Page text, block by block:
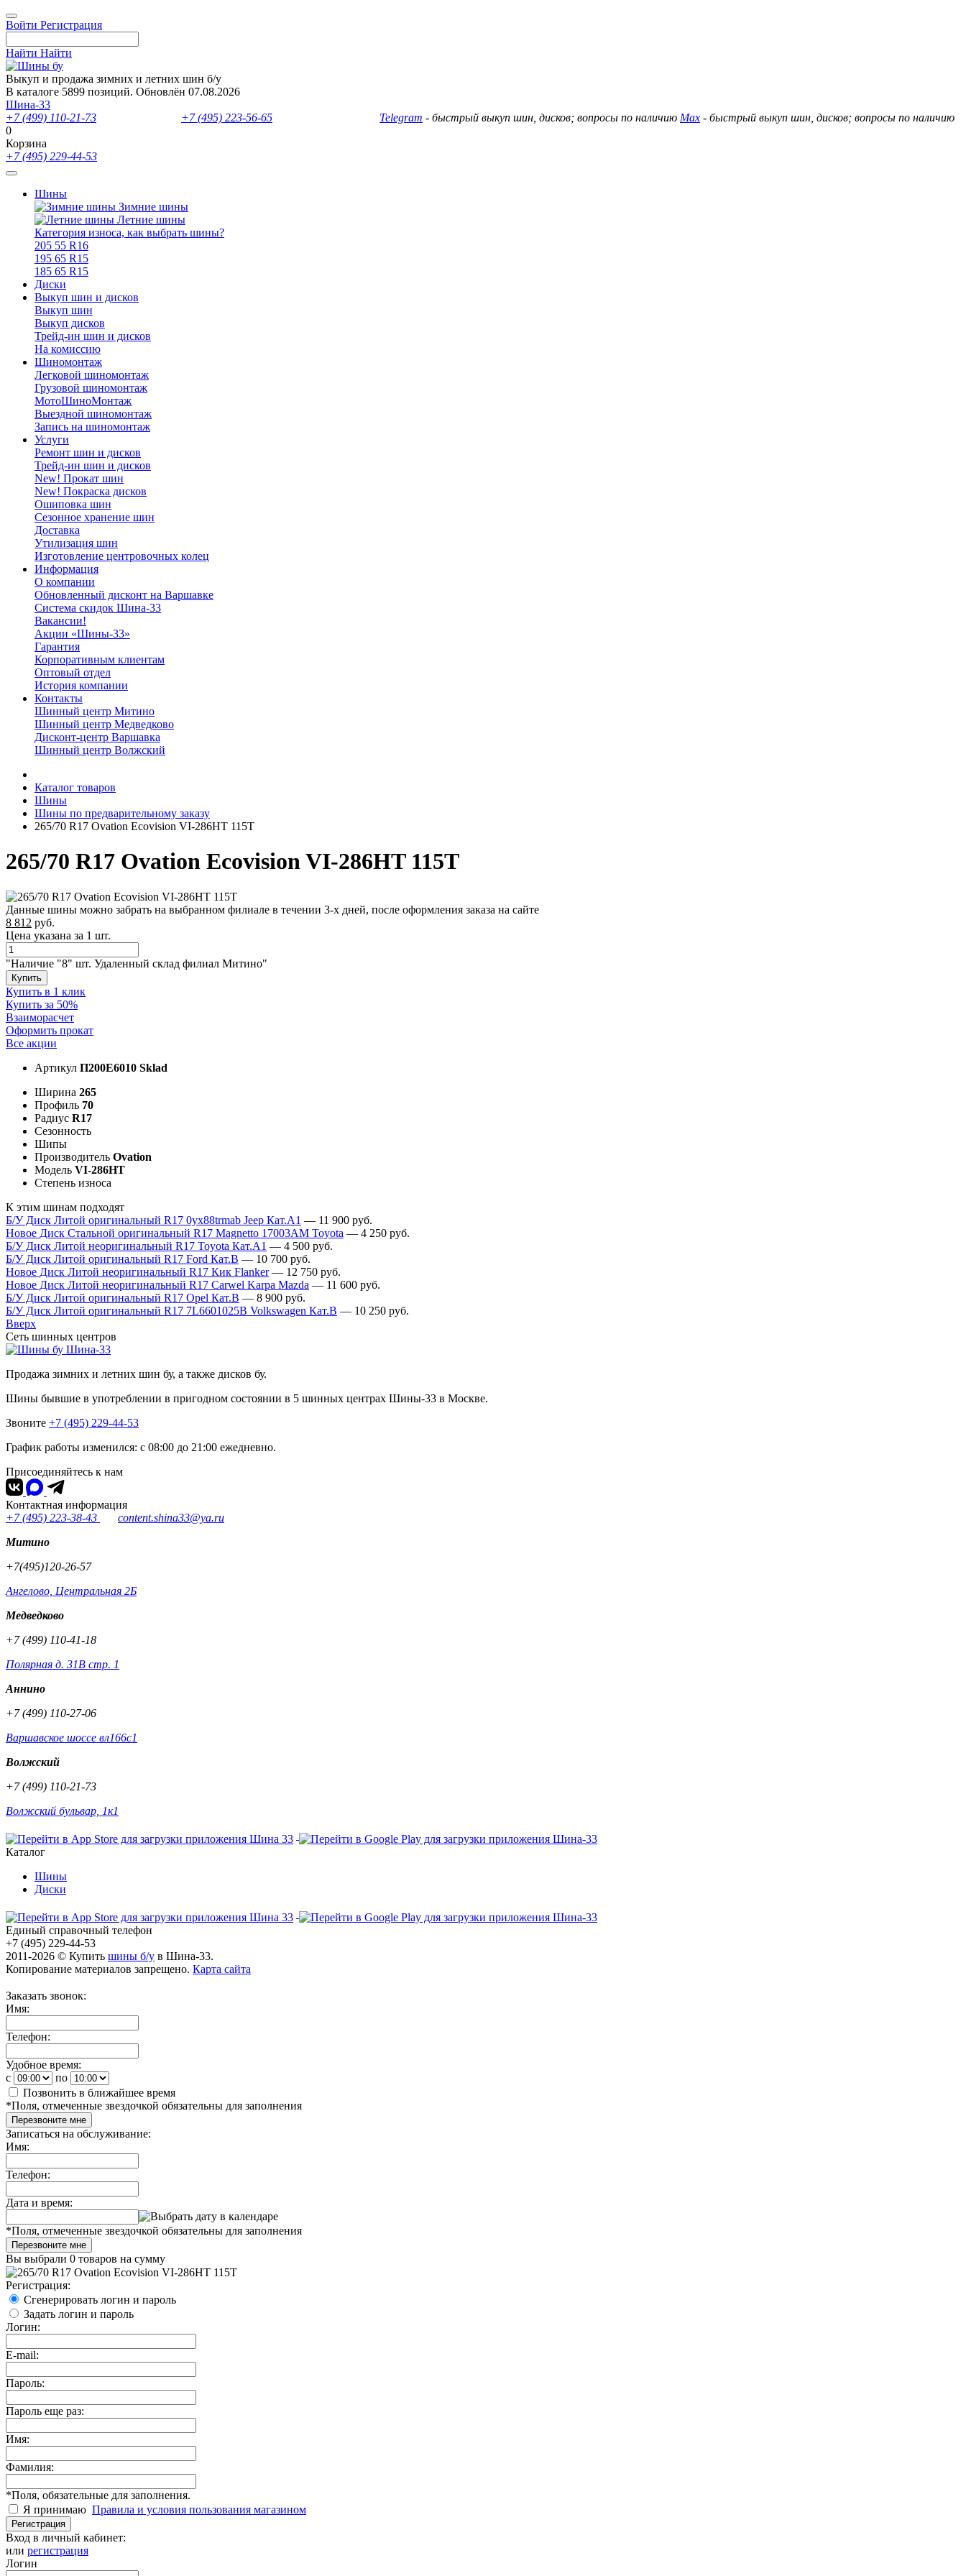
Войти Регистрация
Найти Найти
Выкуп и продажа зимних и летних шин б/у
В каталоге 5899 позиций. Обновлён 07.08.2026
Шина-33
+7 (499) 110-21-73
+7 (495) 223-56-65 Telegram - быстрый выкуп шин, дисков; вопросы по наличию Max - быстрый выкуп шин, дисков; вопросы по наличию
0
Корзина
+7 (495) 229-44-53
Шины
Зимние шины
Летние шины
Категория износа, как выбрать шины?
205 55 R16
195 65 R15
185 65 R15
Диски
Выкуп шин и дисков
Выкуп шин
Выкуп дисков
Трейд-ин шин и дисков
На комиссию
Шиномонтаж
Легковой шиномонтаж
Грузовой шиномонтаж
МотоШиноМонтаж
Выездной шиномонтаж
Запись на шиномонтаж
Услуги
Ремонт шин и дисков
Трейд-ин шин и дисков
New! Прокат шин
New! Покраска дисков
Ошиповка шин
Сезонное хранение шин
Доставка
Утилизация шин
Изготовление центровочных колец
Информация
О компании
Обновленный дисконт на Варшавке
Система скидок Шина-33
Вакансии!
Акции «Шины-33»
Гарантия
Корпоративным клиентам
Оптовый отдел
История компании
Контакты
Шинный центр Митино
Шинный центр Медведково
Дисконт-центр Варшавка
Шинный центр Волжский
Каталог товаров
Шины
Шины по предварительному заказу
265/70 R17 Ovation Ecovision VI-286HT 115T
265/70 R17 Ovation Ecovision VI-286HT 115T
Данные шины можно забрать на выбранном филиале в течении 3-х дней, после оформления заказа на сайте
8 812 руб.
Цена указана за 1 шт.
"Наличие "8" шт. Удаленный склад филиал Митино"
Купить
Купить в 1 клик
Купить за 50%
Взаиморасчет
Оформить прокат
Все акции
Артикул П200E6010 Sklad
Ширина 265
Профиль 70
Радиус R17
Сезонность
Шипы
Производитель Ovation
Модель VI-286HT
Степень износа
К этим шинам подходят
Б/У Диск Литой оригинальный R17 0yx88trmab Jeep Кат.А1 — 11 900 руб.
Новое Диск Стальной оригинальный R17 Magnetto 17003АМ Toyota — 4 250 руб.
Б/У Диск Литой неоригинальный R17 Toyota Кат.А1 — 4 500 руб.
Б/У Диск Литой оригинальный R17 Ford Кат.В — 10 700 руб.
Новое Диск Литой неоригинальный R17 Кик Flanker— 12 750 руб.
Новое Диск Литой неоригинальный R17 Carwel Karpa Mazda — 11 600 руб.
Б/У Диск Литой оригинальный R17 Opel Кат.В — 8 900 руб.
Б/У Диск Литой оригинальный R17 7L6601025B Volkswagen Кат.В — 10 250 руб.
Вверх
Сеть шинных центров
Шина-33
Продажа зимних и летних шин бу, а также дисков бу.
Шины бывшие в употреблении в пригодном состоянии в 5 шинных центрах Шины-33 в Москве.
Звоните +7 (495) 229-44-53
График работы изменился: с 08:00 до 21:00 ежедневно.
Присоединяйтесь к нам
Контактная информация
+7 (495) 223-38-43
content.shina33@ya.ru
Митино
+7(495)120-26-57
Ангелово, Центральная 2Б
Медведково
+7 (499) 110-41-18
Полярная д. 31В стр. 1
Аннино
+7 (499) 110-27-06
Варшавское шоссе вл166с1
Волжский
+7 (499) 110-21-73
Волжский бульвар, 1к1
Каталог
Шины
Диски
Единый справочный телефон
+7 (495) 229-44-53
2011-2026 © Купить шины б/у в Шина-33.
Копирование материалов запрещено. Карта сайта
Заказать звонок:
Имя:
Телефон:
Удобное время:
c
по
Позвонить в ближайшее время
*Поля, отмеченные звездочкой обязательны для заполнения
Перезвоните мне
Записаться на обслуживание:
Имя:
Телефон:
Дата и время:
*Поля, отмеченные звездочкой обязательны для заполнения
Перезвоните мне
Вы выбрали 0 товаров на сумму
Регистрация:
Сгенерировать логин и пароль
Задать логин и пароль
Логин:
E-mail:
Пароль:
Пароль еще раз:
Имя:
Фамилия:
*Поля, обязательные для заполнения.
Я принимаю Правила и условия пользования магазином
Регистрация
Вход в личный кабинет:
или регистрация
Логин